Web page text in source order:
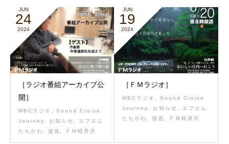
JUN
24
2024
［ラジオ番組アーカイブ公
開］
MBCラジオ
Sound Cruise
Journey
お知らせ
エフエム
たちかわ
放送 ＦＭ軽井沢
JUN
19
2024
［ＦＭラジオ］
MBCラジオ
Sound Cruise
Journey
お知らせ
エフエム
たちかわ
放送 ＦＭ軽井沢